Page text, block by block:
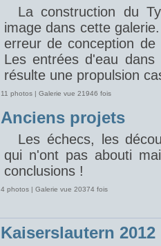
La construction du
image dans cette
erreur de conception
Les entrées d'eau
résulte une propulsion
11 photos | Galerie vue 21946 fois
Anciens projets
Les échecs, les
qui n'ont pas abouti
conclusions !
4 photos | Galerie vue 20374 fois
Kaiserslautern 2012